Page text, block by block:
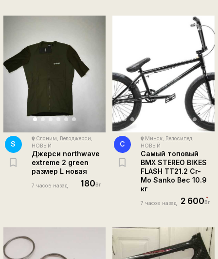
S
place Слоним, Велоджерси,
НОВЫЙ
Джерси northwave
extreme 2 green
размер L новая
7 часов назад 180 Br
С
place Минск, Велосипед,
НОВЫЙ
Самый топовый
BMX STEREO BIKES
FLASH TT21.2 Cr-
Mo Sanko Вес 10.9
кг
7 часов назад 2 600 Br